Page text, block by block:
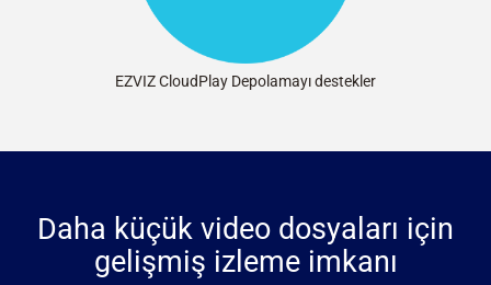
EZVIZ CloudPlay Depolamayı destekler
Daha küçük video dosyaları için
gelişmiş izleme imkanı